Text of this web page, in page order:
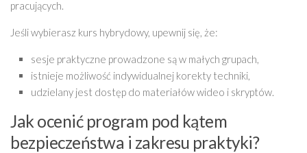
pracujących.
Jeśli wybierasz kurs hybrydowy, upewnij się, że:
sesje praktyczne prowadzone są w małych grupach,
istnieje możliwość indywidualnej korekty techniki,
udzielany jest dostęp do materiałów wideo i skryptów.
Jak ocenić program pod kątem
bezpieczeństwa i zakresu praktyki?